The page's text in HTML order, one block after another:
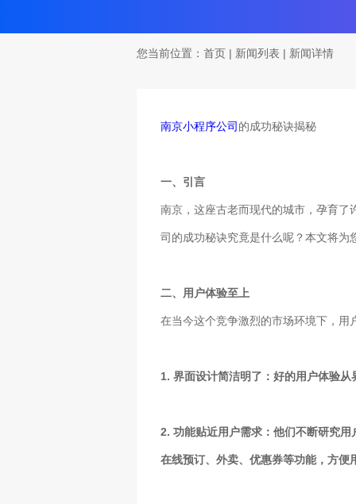
您当前位置： 首页 | 新闻列表 | 新闻详情
南京小程序公司 的成功秘诀揭秘
一、引言
南京，这座古老而现代的城市，孕育
司的成功秘诀究竟是什么呢？本文将为
二、用户体验至上
在当今这个竞争激烈的市场环境下，用
1. 界面设计简洁明了：好的用户体验
2. 功能贴近用户需求：他们不断研究
在线预订、外卖、优惠券等功能，方便